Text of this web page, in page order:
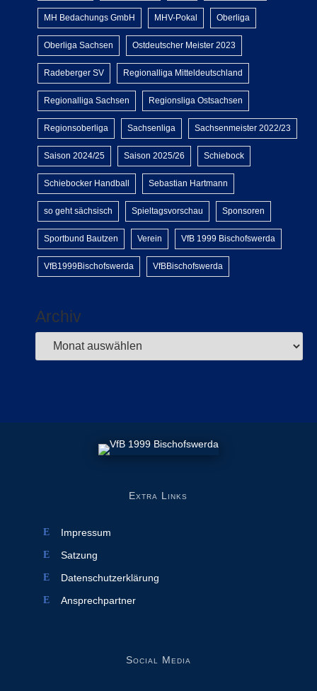
MH Bedachungs GmbH MHV-Pokal Oberliga
Oberliga Sachsen Ostdeutscher Meister 2023
Radeberger SV Regionalliga Mitteldeutschland
Regionalliga Sachsen Regionsliga Ostsachsen
Regionsoberliga Sachsenliga Sachsenmeister 2022/23
Saison 2024/25 Saison 2025/26 Schiebock
Schiebocker Handball Sebastian Hartmann
so geht sächsisch Spieltagsvorschau Sponsoren
Sportbund Bautzen Verein VfB 1999 Bischofswerda
VfB1999Bischofswerda VfBBischofswerda
Archiv
Extra Links
Impressum
Satzung
Datenschutzerklärung
Ansprechpartner
Social Media